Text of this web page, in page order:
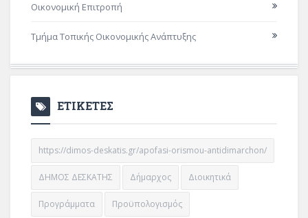
Οικονομική Επιτροπή
Τμήμα Τοπικής Οικονομικής Ανάπτυξης
ΕΤΙΚΕΤΕΣ
https://dimos-deskatis.gr/apofasi-orismou-antidimarchon/
ΔΗΜΟΣ ΔΕΣΚΑΤΗΣ Δήμαρχος Διοικητικά
Προγράμματα Προϋπολογισμός